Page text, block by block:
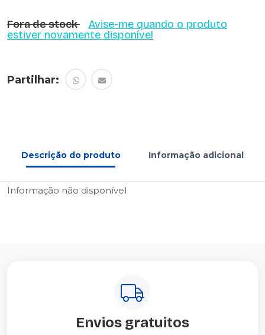
Fora de stock
Avise-me quando o produto
estiver novamente disponível
Partilhar:
Descrição do produto Informação adicional
Informação não disponível
Envios gratuitos